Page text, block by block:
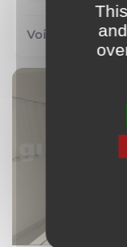
Voir le bien